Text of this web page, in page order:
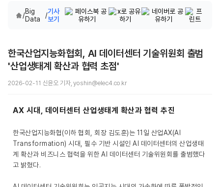
/Big
Data
/기사
보기
한국산업지능화협회, AI 데이터센터 기술위원회 출범
'산업생태계 확산과 협력 초점'
2026-02-11 신윤오 기자, yoshin@elec4.co.kr
AX 시대, 데이터센터 산업생태계 확산과 협력 추진
한국산업지능화협(이하 협회, 회장 김도훈)는 11일 산업AX(AI
Transformation) 시대, 필수 기반 시설인 AI 데이터센터의 산업생태
계 확산과 비즈니스 협력을 위한 AI 데이터센터 기술위원회를 출범했다
고 밝혔다.